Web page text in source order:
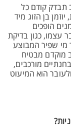
תבדק קודם כל
בן הזוג מיד
הופכים
עצמו, כגון בדיקת
11-13, או דיקור מי שפיר המבוצע
בשלב מוקדם מבטיח
מורכבים,
הוא המיעוט